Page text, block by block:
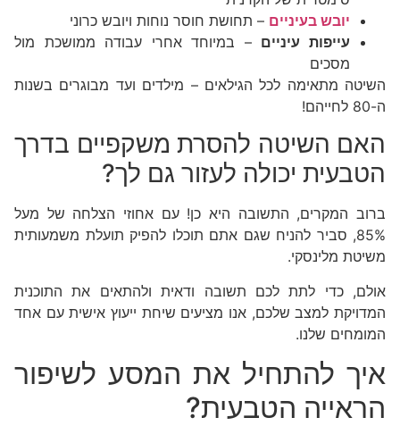
יובש בעיניים – תחושת חוסר נוחות ויובש כרוני
עייפות עיניים – במיוחד אחרי עבודה ממושכת מול
מסכים
השיטה מתאימה לכל הגילאים – מילדים ועד מבוגרים בשנות
ה-80 לחייהם!
האם השיטה להסרת משקפיים בדרך
הטבעית יכולה לעזור גם לך?
ברוב המקרים, התשובה היא כן! עם אחוזי הצלחה של מעל
85%, סביר להניח שגם אתם תוכלו להפיק תועלת משמעותית
משיטת מלינסקי.
אולם, כדי לתת לכם תשובה ודאית ולהתאים את התוכנית
המדויקת למצב שלכם, אנו מציעים שיחת ייעוץ אישית עם אחד
המומחים שלנו.
איך להתחיל את המסע לשיפור
הראייה הטבעית?